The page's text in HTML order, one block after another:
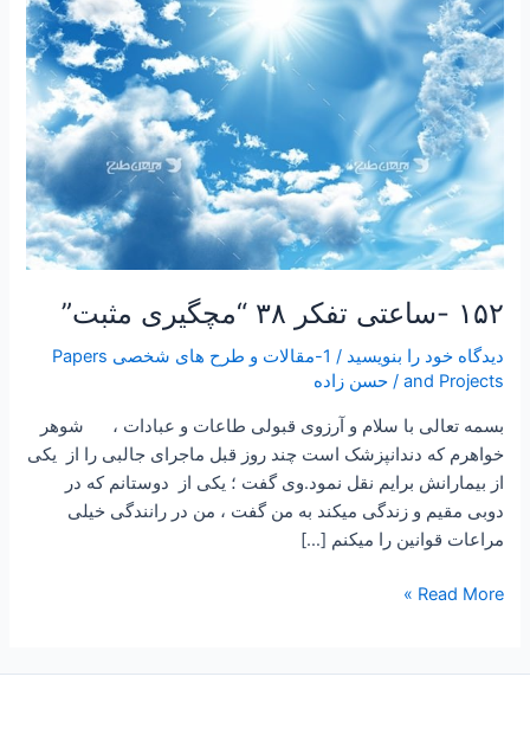
۱۵۲ -ساعتی تفکر ۳۸ “مچگیری مثبت”
دیدگاه‌ خود را بنویسید /
1-مقالات و طرح های شخصی Papers
and Projects
/حسن زاده
بسمه تعالی با سلام و آرزوی قبولی طاعات و عبادات ، شوهر
خواهرم که دندانپزشک است چند روز قبل ماجرای جالبی را از یکی
از بیمارانش برایم نقل نمود.وی گفت ؛ یکی از دوستانم که در
دوبی مقیم و زندگی میکند به من گفت ، من در رانندگی خیلی
مراعات قوانین را میکنم […]
Read More »